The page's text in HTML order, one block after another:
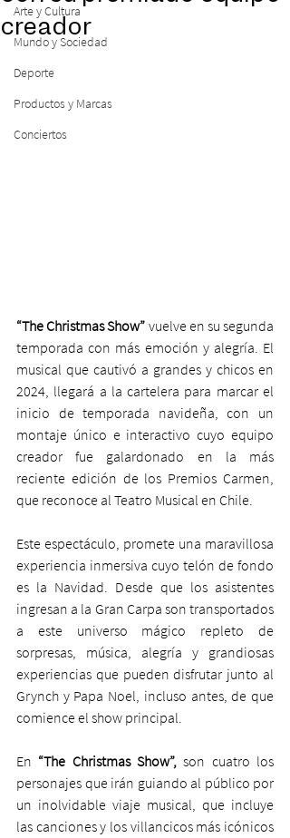
Arte y Cultura
Mundo y Sociedad
Deporte
Productos y Marcas
Conciertos
creador
“The Christmas Show” vuelve en su segunda
temporada con más emoción y alegría. El
musical que cautivó a grandes y chicos en
2024, llegará a la cartelera para marcar el
inicio de temporada navideña, con un
montaje único e interactivo cuyo equipo
creador fue galardonado en la más
reciente edición de los Premios Carmen,
que reconoce al Teatro Musical en Chile.
Este espectáculo, promete una maravillosa
experiencia inmersiva cuyo telón de fondo
es la Navidad. Desde que los asistentes
ingresan a la Gran Carpa son transportados
a este universo mágico repleto de
sorpresas, música, alegría y grandiosas
experiencias que pueden disfrutar junto al
Grynch y Papa Noel, incluso antes, de que
comience el show principal.
En “The Christmas Show”, son cuatro los
personajes que irán guiando al público por
un inolvidable viaje musical, que incluye
las canciones y los villancicos más icónicos